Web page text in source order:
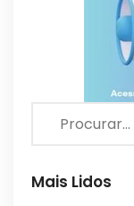
Mais Lidos